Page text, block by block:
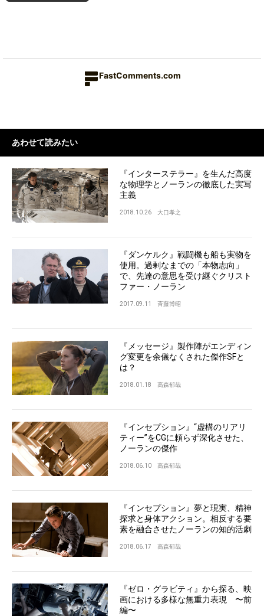
FastComments.com
あわせて読みたい
『インターステラー』を生んだ高度
な物理学とノーランの徹底した実写
主義
2018.10.26 大口孝之
『ダンケルク』戦闘機も船も実物を
使用。過剰なまでの「本物志向」
で、先達の意思を受け継ぐクリスト
ファー・ノーラン
2017.09.11 斉藤博昭
『メッセージ』製作陣がエンディン
グ変更を余儀なくされた傑作SFと
は？
2018.01.18 高森郁哉
『インセプション』“虚構のリアリ
ティー”をCGに頼らず深化させた、
ノーランの傑作
2018.06.10 高森郁哉
『インセプション』夢と現実、精神
探求と身体アクション。相反する要
素を融合させたノーランの知的活劇
2018.06.17 高森郁哉
『ゼロ・グラビティ』から探る、映
画における多様な無重力表現 〜前
編〜